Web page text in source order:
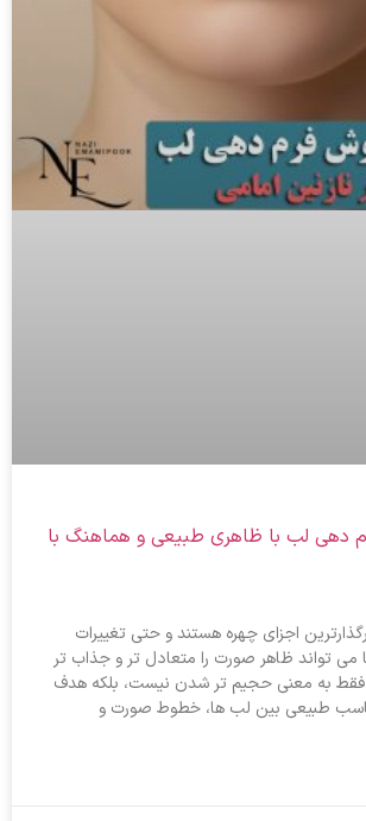
دهی لب با ظاهری طبیعی و هماهنگ با
اجزای چهره هستند و حتی تغییرات
می تواند ظاهر صورت را متعادل تر و جذاب تر
به معنی حجیم تر شدن نیست، بلکه هدف
طبیعی بین لب ها، خطوط صورت و